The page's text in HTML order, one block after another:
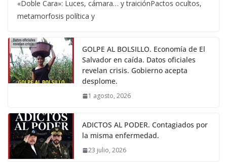
«Doble Cara»: Luces, cámara… y traiciónPactos ocultos,
metamorfosis política y
GOLPE AL BOLSILLO. Economía de El
Salvador en caída. Datos oficiales
revelan crisis. Gobierno acepta
desplome.
1 agosto, 2026
ADICTOS AL PODER. Contagiados por
la misma enfermedad.
23 julio, 2026